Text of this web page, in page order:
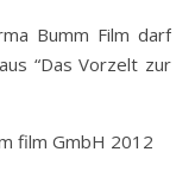
“Das Vorzelt zur
film GmbH 2012